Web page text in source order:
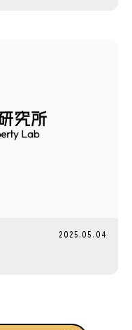
2025.05.04